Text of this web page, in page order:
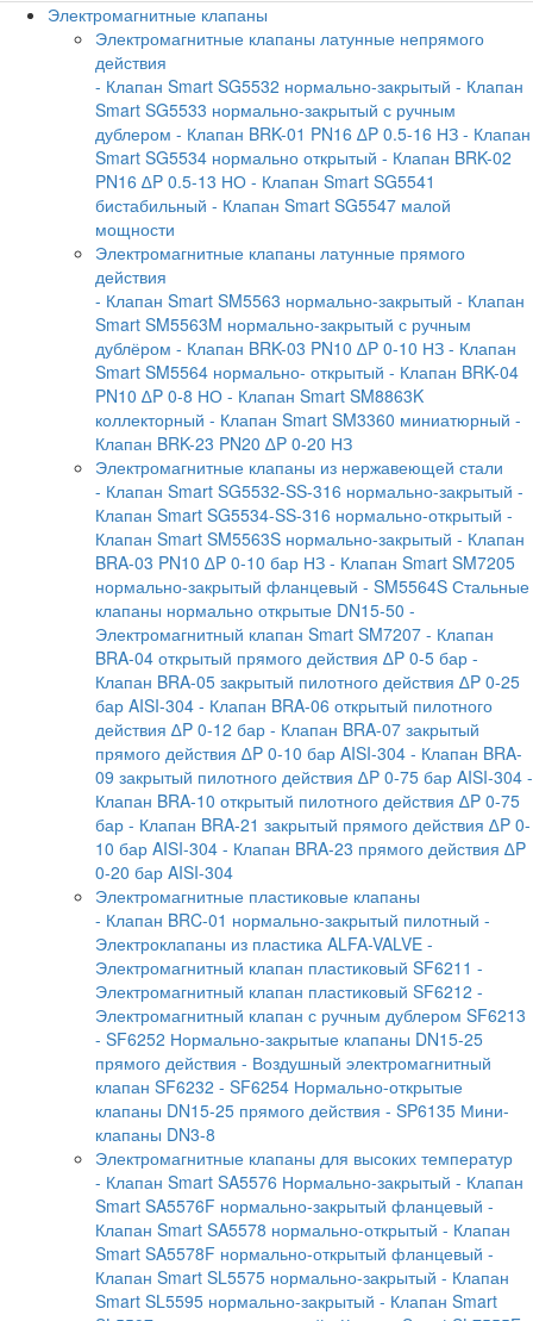
Электромагнитные клапаны
Электромагнитные клапаны латунные непрямого
действия
- Клапан Smart SG5532 нормально-закрытый - Клапан
Smart SG5533 нормально-закрытый с ручным
дублером - Клапан BRK-01 PN16 ∆P 0.5-16 НЗ - Клапан
Smart SG5534 нормально открытый - Клапан BRK-02
PN16 ∆P 0.5-13 НО - Клапан Smart SG5541
бистабильный - Клапан Smart SG5547 малой
мощности
Электромагнитные клапаны латунные прямого
действия
- Клапан Smart SM5563 нормально-закрытый - Клапан
Smart SM5563M нормально-закрытый с ручным
дублёром - Клапан BRK-03 PN10 ∆P 0-10 НЗ - Клапан
Smart SM5564 нормально- открытый - Клапан BRK-04
PN10 ∆P 0-8 НО - Клапан Smart SM8863K
коллекторный - Клапан Smart SM3360 миниатюрный -
Клапан BRK-23 PN20 ∆P 0-20 НЗ
Электромагнитные клапаны из нержавеющей стали
- Клапан Smart SG5532-SS-316 нормально-закрытый -
Клапан Smart SG5534-SS-316 нормально-открытый -
Клапан Smart SM5563S нормально-закрытый - Клапан
BRA-03 PN10 ∆P 0-10 бар НЗ - Клапан Smart SM7205
нормально-закрытый фланцевый - SM5564S Стальные
клапаны нормально открытые DN15-50 -
Электромагнитный клапан Smart SM7207 - Клапан
BRA-04 открытый прямого действия ∆P 0-5 бар -
Клапан BRA-05 закрытый пилотного действия ∆P 0-25
бар AISI-304 - Клапан BRA-06 открытый пилотного
действия ∆P 0-12 бар - Клапан BRA-07 закрытый
прямого действия ∆P 0-10 бар AISI-304 - Клапан BRA-
09 закрытый пилотного действия ∆P 0-75 бар AISI-304 -
Клапан BRA-10 открытый пилотного действия ∆P 0-75
бар - Клапан BRA-21 закрытый прямого действия ∆P 0-
10 бар AISI-304 - Клапан BRA-23 прямого действия ∆P
0-20 бар AISI-304
Электромагнитные пластиковые клапаны
- Клапан BRC-01 нормально-закрытый пилотный -
Электроклапаны из пластика ALFA-VALVE -
Электромагнитный клапан пластиковый SF6211 -
Электромагнитный клапан пластиковый SF6212 -
Электромагнитный клапан с ручным дублером SF6213
- SF6252 Нормально-закрытые клапаны DN15-25
прямого действия - Воздушный электромагнитный
клапан SF6232 - SF6254 Нормально-открытые
клапаны DN15-25 прямого действия - SP6135 Мини-
клапаны DN3-8
Электромагнитные клапаны для высоких температур
- Клапан Smart SA5576 Нормально-закрытый - Клапан
Smart SA5576F нормально-закрытый фланцевый -
Клапан Smart SA5578 нормально-открытый - Клапан
Smart SA5578F нормально-открытый фланцевый -
Клапан Smart SL5575 нормально-закрытый - Клапан
Smart SL5595 нормально-закрытый - Клапан Smart